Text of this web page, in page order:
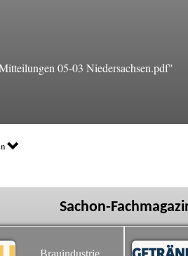
05-03 Niedersachsen.pdf"
Sachon-
Brauindustrie